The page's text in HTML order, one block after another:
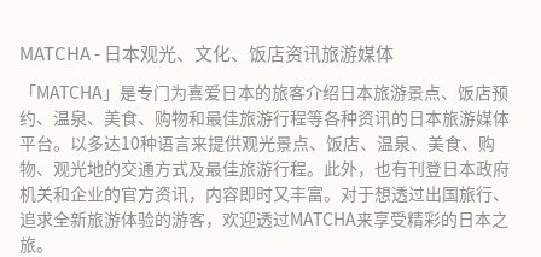
MATCHA - 日本观光、文化、饭店资讯旅游媒体
「MATCHA」是专门为喜爱日本的旅客介绍日本旅游景点、饭店预
约、温泉、美食、购物和最佳旅游行程等各种资讯的日本旅游媒体
平台。以多达10种语言来提供观光景点、饭店、温泉、美食、购
物、观光地的交通方式及最佳旅游行程。此外，也有刊登日本政府
机关和企业的官方资讯，内容即时又丰富。对于想透过出国旅行、
追求全新旅游体验的游客，欢迎透过MATCHA来享受精彩的日本之
旅。